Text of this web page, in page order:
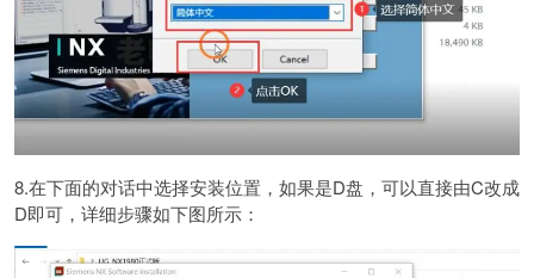
8.在下面的对话中选择安装位置，如果是D盘，可以直接由C改成
D即可，详细步骤如下图所示：